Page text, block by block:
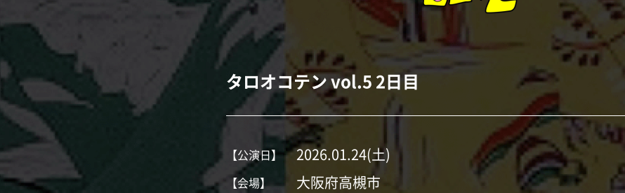
タロオコテン vol.5 2日目
【公演日】 2026.01.24(土)
【会場】 大阪府高槻市